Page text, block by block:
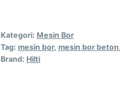
Kategori: Mesin Bor
Tag: mesin bor, mesin bor beton,
Brand: Hilti